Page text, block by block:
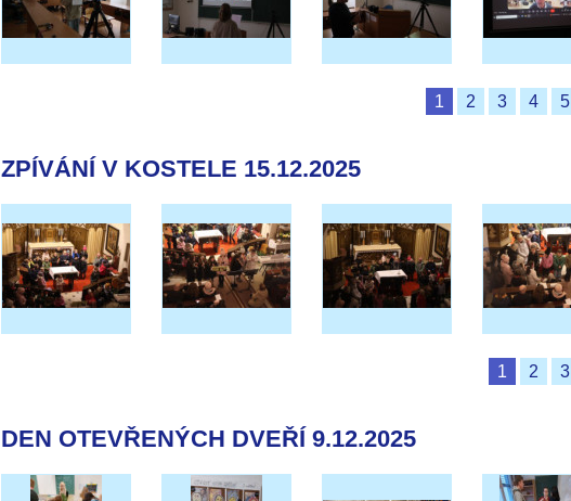
1 2 3 4 5
ZPÍVÁNÍ V KOSTELE 15.12.2025
1 2 3
DEN OTEVŘENÝCH DVEŘÍ 9.12.2025